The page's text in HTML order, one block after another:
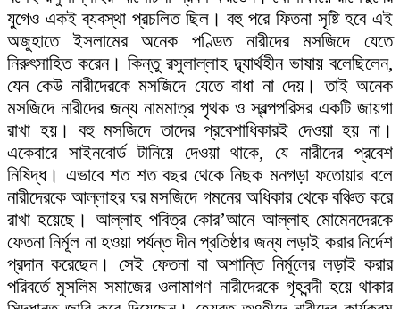
যুগেও একই ব্যবস্থা প্রচলিত ছিল। বহু পরে ফিতনা সৃষ্টি হবে এই
অজুহাতে ইসলামের অনেক পণ্ডিত নারীদের মসজিদে যেতে
নিরুৎসাহিত করেন। কিন্তু রসুলাল্লাহ দ্ব্যার্থহীন ভাষায় বলেছিলেন,
যেন কেউ নারীদেরকে মসজিদে যেতে বাধা না দেয়। তাই অনেক
মসজিদে নারীদের জন্য নামমাত্র পৃথক ও স্বল্পপরিসর একটি জায়গা
রাখা হয়। বহু মসজিদে তাদের প্রবেশাধিকারই দেওয়া হয় না।
একেবারে সাইনবোর্ড টানিয়ে দেওয়া থাকে, যে নারীদের প্রবেশ
নিষিদ্ধ। এভাবে শত শত বছর থেকে নিছক মনগড়া ফতোয়ার বলে
নারীদেরকে আল্লাহর ঘর মসজিদে গমনের অধিকার থেকে বঞ্চিত করে
রাখা হয়েছে। আল্লাহ পবিত্র কোর’আনে আল্লাহ মোমেনদেরকে
ফেতনা নির্মূল না হওয়া পর্যন্ত দীন প্রতিষ্ঠার জন্য লড়াই করার নির্দেশ
প্রদান করেছেন। সেই ফেতনা বা অশান্তি নির্মূলের লড়াই করার
পরিবর্তে মুসলিম সমাজের ওলামাগণ নারীদেরকে গৃহবন্দী হয়ে থাকার